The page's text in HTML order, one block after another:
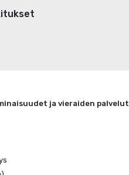
ja vieraiden palvelut